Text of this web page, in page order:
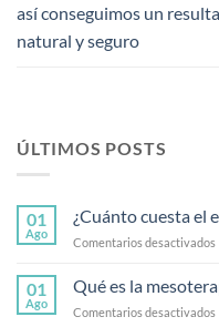
así conseguimos un
natural y seguro
ÚLTIMOS POSTS
01
Ago
¿Cuánto cuesta el
Comentarios desactivados
01
Ago
Qué es la
Comentarios desactivados